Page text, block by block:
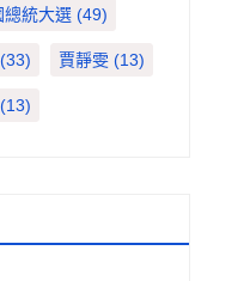
總統大選 (49)
(33) 賈靜雯 (13)
(13)